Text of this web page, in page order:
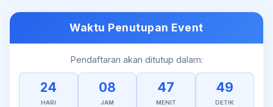
Waktu Penutupan Event
Pendaftaran akan ditutup dalam:
24
HARI
08
JAM
47
MENIT
49
DETIK